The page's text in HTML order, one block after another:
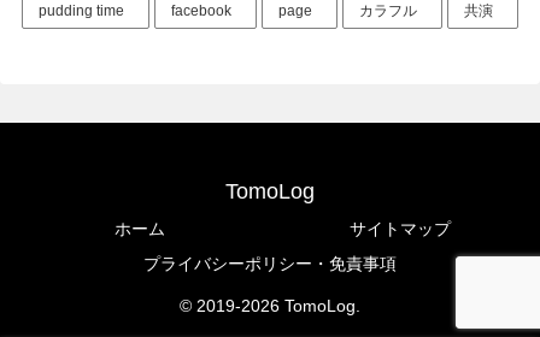
pudding time facebook page カラフル 共演
TomoLog
ホーム
サイトマップ
プライバシーポリシー・免責事項
© 2019-2026 TomoLog.